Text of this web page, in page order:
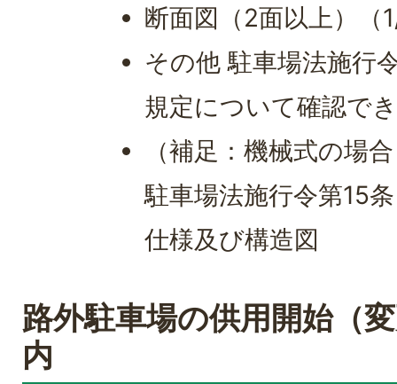
断面図（2面以上）（
その他 駐車場法施行
規定について確認で
（補足：機械式の場
駐車場法施行令第15
仕様及び構造図
路外駐車場の供用開始（
内